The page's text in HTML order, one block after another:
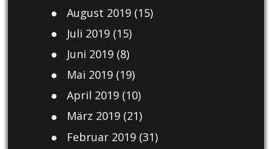
August 2019(15)
Juli 2019(15)
Juni 2019(8)
Mai 2019(19)
April 2019(10)
März 2019(21)
Februar 2019(31)